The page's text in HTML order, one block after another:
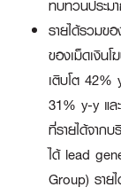
ทบทวนประมา
รายได้รวม
ของเม็ดเงิน
เติบโต 42%
31% y-y แล
ที่รายได้จาก
ได้ lead
Group) ราย